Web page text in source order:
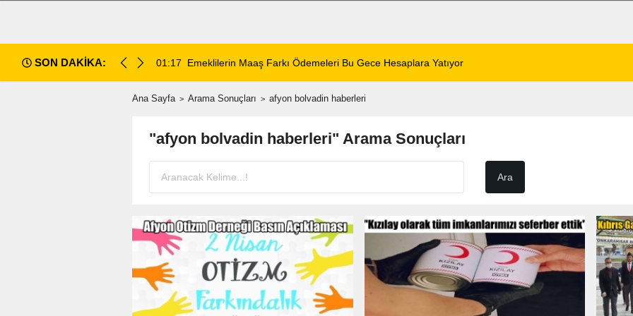
SON DAKİKA: 01:17 Emeklilerin Maaş Farkı Ödemeleri Bu Gece Hesaplara Yatıyor Afyonspor için birlik
Ana Sayfa Arama Sonuçları afyon bolvadin haberleri
"afyon bolvadin haberleri" Arama Sonuçları